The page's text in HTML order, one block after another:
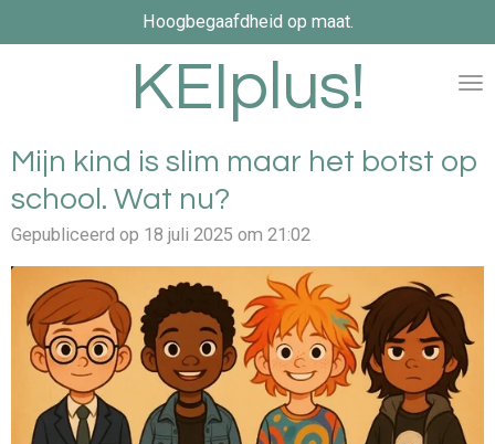
direct
KEIplus!
Hoogbegaafdheid op maat.
Mijn kind is slim maar het botst op
school. Wat nu?
Gepubliceerd op 18 juli 2025 om 21:02